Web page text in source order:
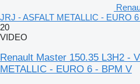
JRJ - ASFALT METALLIC - EURO
20
VIDEO
Renault Master 150.35 L3H2 -
METALLIC - EURO 6 - BPM V